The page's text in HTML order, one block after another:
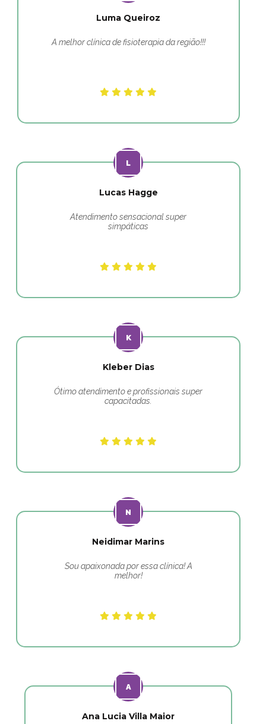
Luma Queiroz
A melhor clínica de fisioterapia da região!!!
Lucas Hagge
Atendimento sensacional super
simpáticas
Kleber Dias
Ótimo atendimento e profissionais super
capacitadas.
Neidimar Marins
Sou apaixonada por essa clínica! A
melhor!
Ana Lucia Villa Maior